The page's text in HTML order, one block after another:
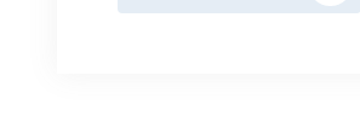
Etiopía